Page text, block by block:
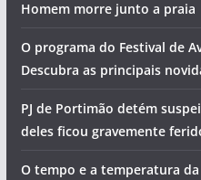
Homem morre junto a praia
O programa do Festival de
Descubra as principais
PJ de Portimão detém
deles ficou gravemente
O tempo e a temperatura